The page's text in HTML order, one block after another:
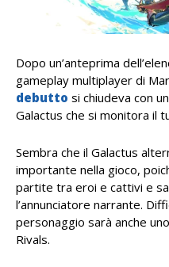
Dopo un’anteprima
gameplay multiplayer di
debutto si chiudeva con
Galactus che si monitora il
Sembra che il Galactus
importante nella gioco,
partite tra eroi e cattivi e
l’annunciatore narrante.
personaggio sarà anche
Rivals.